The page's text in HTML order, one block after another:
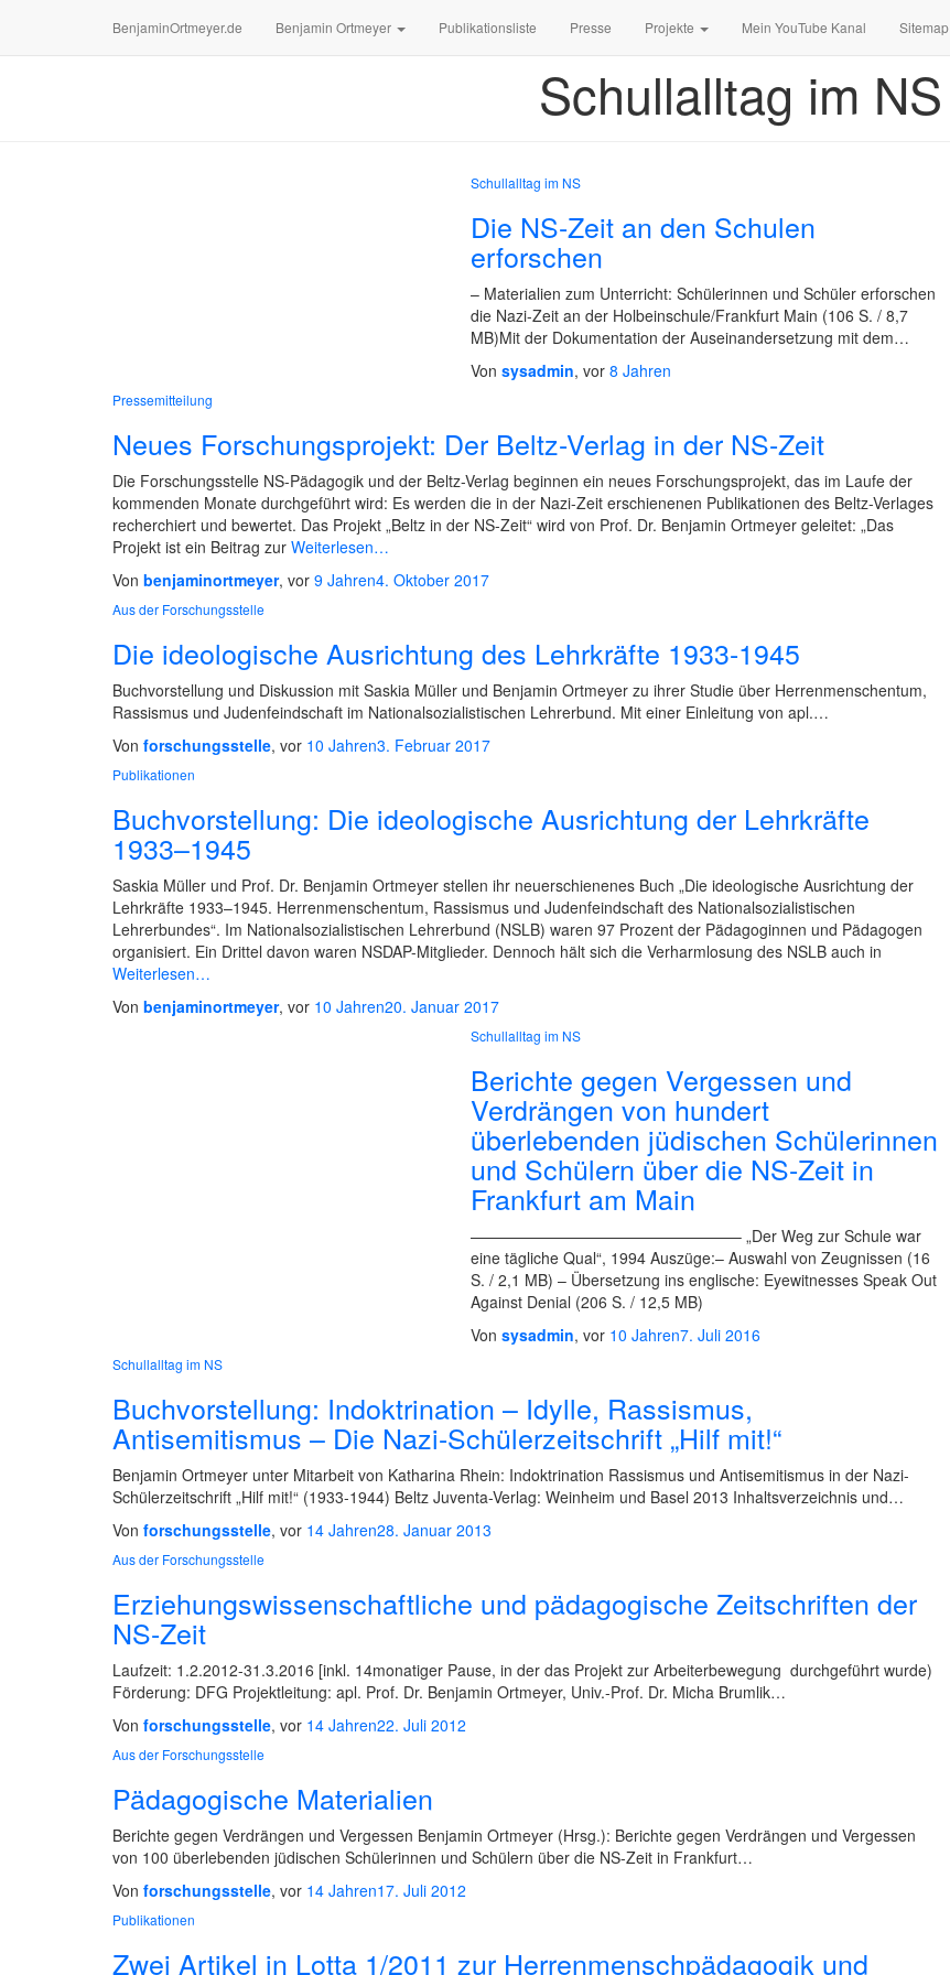
BenjaminOrtmeyer.de Benjamin Ortmeyer Publikationsliste Presse Projekte Mein YouTube Kanal Sitemap
Schullalltag im NS
Schullalltag im NS
Die NS-Zeit an den Schulen
erforschen
– Materialien zum Unterricht: Schülerinnen und Schüler erforschen
die Nazi-Zeit an der Holbeinschule/Frankfurt Main (106 S. / 8,7
MB)Mit der Dokumentation der Auseinandersetzung mit dem…
Von sysadmin, vor 8 Jahren
Pressemitteilung
Neues Forschungsprojekt: Der Beltz-Verlag in der NS-Zeit
Die Forschungsstelle NS-Pädagogik und der Beltz-Verlag beginnen ein neues Forschungsprojekt, das im Laufe der
kommenden Monate durchgeführt wird: Es werden die in der Nazi-Zeit erschienenen Publikationen des Beltz-Verlages
recherchiert und bewertet. Das Projekt „Beltz in der NS-Zeit“ wird von Prof. Dr. Benjamin Ortmeyer geleitet: „Das
Projekt ist ein Beitrag zur Weiterlesen…
Von benjaminortmeyer, vor 9 Jahren4. Oktober 2017
Aus der Forschungsstelle
Die ideologische Ausrichtung des Lehrkräfte 1933-1945
Buchvorstellung und Diskussion mit Saskia Müller und Benjamin Ortmeyer zu ihrer Studie über Herrenmenschentum,
Rassismus und Judenfeindschaft im Nationalsozialistischen Lehrerbund. Mit einer Einleitung von apl.…
Von forschungsstelle, vor 10 Jahren3. Februar 2017
Publikationen
Buchvorstellung: Die ideologische Ausrichtung der Lehrkräfte
1933–1945
Saskia Müller und Prof. Dr. Benjamin Ortmeyer stellen ihr neuerschienenes Buch „Die ideologische Ausrichtung der
Lehrkräfte 1933–1945. Herrenmenschentum, Rassismus und Judenfeindschaft des Nationalsozialistischen
Lehrerbundes“. Im Nationalsozialistischen Lehrerbund (NSLB) waren 97 Prozent der Pädagoginnen und Pädagogen
organisiert. Ein Drittel davon waren NSDAP-Mitglieder. Dennoch hält sich die Verharmlosung des NSLB auch in
Weiterlesen…
Von benjaminortmeyer, vor 10 Jahren20. Januar 2017
Schullalltag im NS
Berichte gegen Vergessen und
Verdrängen von hundert
überlebenden jüdischen Schülerinnen
und Schülern über die NS-Zeit in
Frankfurt am Main
—————————————————– „Der Weg zur Schule war
eine tägliche Qual“, 1994 Auszüge:– Auswahl von Zeugnissen (16
S. / 2,1 MB) – Übersetzung ins englische: Eyewitnesses Speak Out
Against Denial (206 S. / 12,5 MB)
Von sysadmin, vor 10 Jahren7. Juli 2016
Schullalltag im NS
Buchvorstellung: Indoktrination – Idylle, Rassismus,
Antisemitismus – Die Nazi-Schülerzeitschrift „Hilf mit!“
Benjamin Ortmeyer unter Mitarbeit von Katharina Rhein: Indoktrination Rassismus und Antisemitismus in der Nazi-
Schülerzeitschrift „Hilf mit!“ (1933-1944) Beltz Juventa-Verlag: Weinheim und Basel 2013 Inhaltsverzeichnis und…
Von forschungsstelle, vor 14 Jahren28. Januar 2013
Aus der Forschungsstelle
Erziehungswissenschaftliche und pädagogische Zeitschriften der
NS-Zeit
Laufzeit: 1.2.2012-31.3.2016 [inkl. 14monatiger Pause, in der das Projekt zur Arbeiterbewegung durchgeführt wurde)
Förderung: DFG Projektleitung: apl. Prof. Dr. Benjamin Ortmeyer, Univ.-Prof. Dr. Micha Brumlik…
Von forschungsstelle, vor 14 Jahren22. Juli 2012
Aus der Forschungsstelle
Pädagogische Materialien
Berichte gegen Verdrängen und Vergessen Benjamin Ortmeyer (Hrsg.): Berichte gegen Verdrängen und Vergessen
von 100 überlebenden jüdischen Schülerinnen und Schülern über die NS-Zeit in Frankfurt…
Von forschungsstelle, vor 14 Jahren17. Juli 2012
Publikationen
Zwei Artikel in Lotta 1/2011 zur Herrenmenschpädagogik und